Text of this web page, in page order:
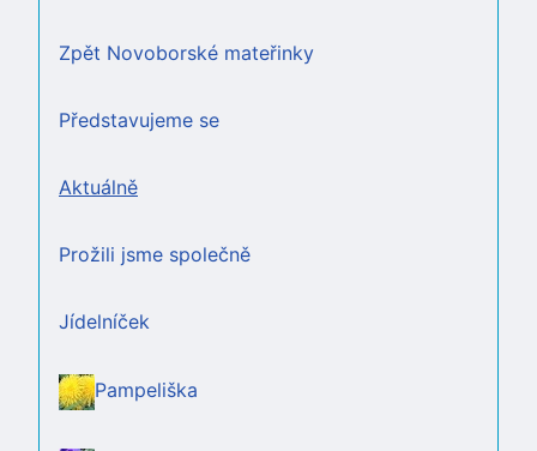
Zpět Novoborské mateřinky
Představujeme se
Aktuálně
Prožili jsme společně
Jídelníček
Pampeliška